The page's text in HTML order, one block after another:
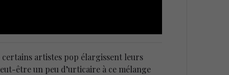
certains artistes pop élargissent leurs
être un peu d’urticaire à ce mélange